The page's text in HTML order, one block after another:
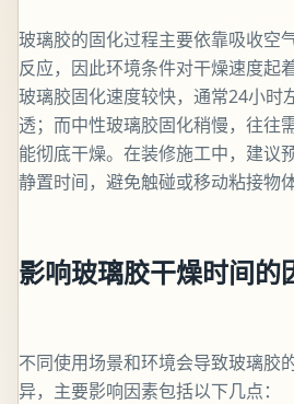
玻璃胶的固化过程主要依靠吸收空
反应，因此环境条件对干燥速度起
玻璃胶固化速度较快，通常24小时
透；而中性玻璃胶固化稍慢，往往
能彻底干燥。在装修施工中，建议
静置时间，避免触碰或移动粘接物体
影响玻璃胶干燥时间的
不同使用场景和环境会导致玻璃胶
异，主要影响因素包括以下几点：